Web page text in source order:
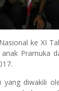
ke XI
Pramuka
yang diwakili